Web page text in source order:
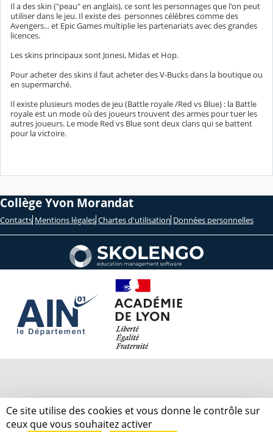
Il a des skin ("peau" en anglais), ce sont les personnages que l'on peut
utiliser dans le jeu. Il existe des personnes célèbres comme des
Avengers... et Epic Games multiplie les partenariats avec des grandes
licences.
Les skins principaux sont Jonesi, Midas et Hop.
Pour acheter des skins il faut acheter des V-Bucks dans la boutique ou
en supermarché.
Il existe plusieurs modes de jeu (Battle royale /Red vs Blue) : la Battle
royale est un mode où des joueurs trouvent des armes pour tuer les
autres joueurs. Le mode Red vs Blue sont deux clans qui se battent
pour la victoire.
Collège Yvon Morandat
Contacts Mentions légales Chartes d'utilisation Données personnelles
Ce site utilise des cookies et vous donne le contrôle sur
ceux que vous souhaitez activer